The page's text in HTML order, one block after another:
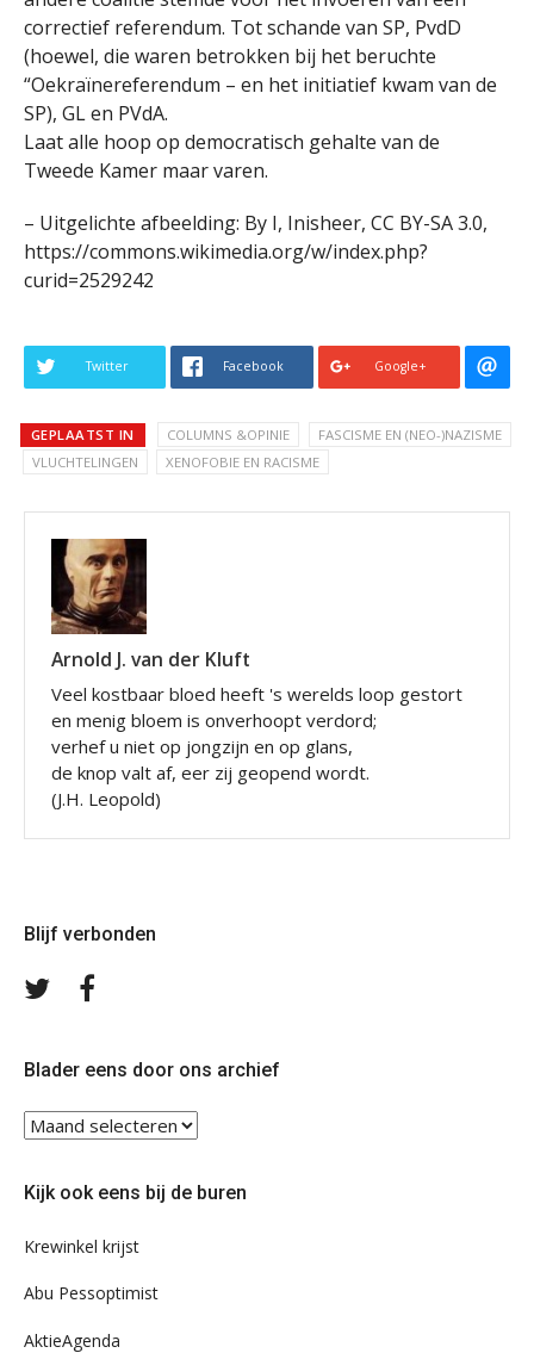
correctief referendum. Tot schande van SP, PvdD
(hoewel, die waren betrokken bij het beruchte
“Oekraïnereferendum – en het initiatief kwam van de
SP), GL en PVdA.
Laat alle hoop op democratisch gehalte van de
Tweede Kamer maar varen.
– Uitgelichte afbeelding: By I, Inisheer, CC BY-SA 3.0,
https://commons.wikimedia.org/w/index.php?
curid=2529242
Twitter Facebook Google+
GEPLAATST IN COLUMNS &OPINIE
FASCISME EN (NEO-)NAZISME
VLUCHTELINGEN
XENOFOBIE EN RACISME
Arnold J. van der Kluft
Veel kostbaar bloed heeft 's werelds loop gestort
en menig bloem is onverhoopt verdord;
verhef u niet op jongzijn en op glans,
de knop valt af, eer zij geopend wordt.
(J.H. Leopold)
Blijf verbonden
Volg
Blader eens door ons archief
Blader
ons
Kijk ook eens bij de buren
Krewinkel krijst
Abu Pessoptimist
AktieAgenda